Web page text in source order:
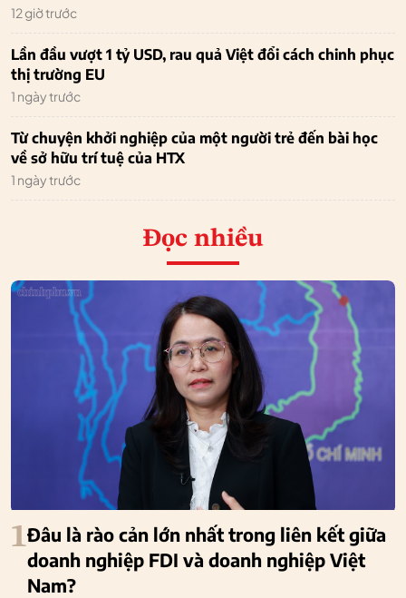
12 giờ trước
Lần đầu vượt 1 tỷ USD, rau quả Việt đổi cách chinh phục
thị trường EU
1 ngày trước
Từ chuyện khởi nghiệp của một người trẻ đến bài học
về sở hữu trí tuệ của HTX
1 ngày trước
Đọc nhiều
1Đâu là rào cản lớn nhất trong liên kết giữa
doanh nghiệp FDI và doanh nghiệp Việt
Nam?